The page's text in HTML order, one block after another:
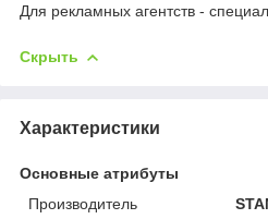
Для рекламных агентств -
Скрыть
Характеристики
Основные атрибуты
Производитель